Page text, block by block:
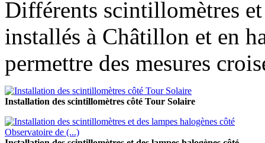
Différents scintillomètres
installés à Châtillon et en
permettre des mesures
Installation des scintillomètres côté Tour Solaire